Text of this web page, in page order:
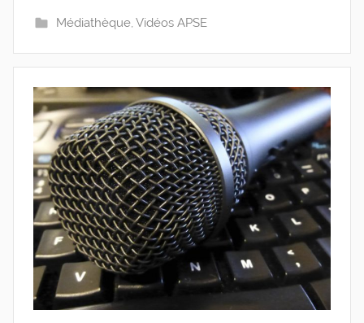
Médiathèque, Vidéos APSE